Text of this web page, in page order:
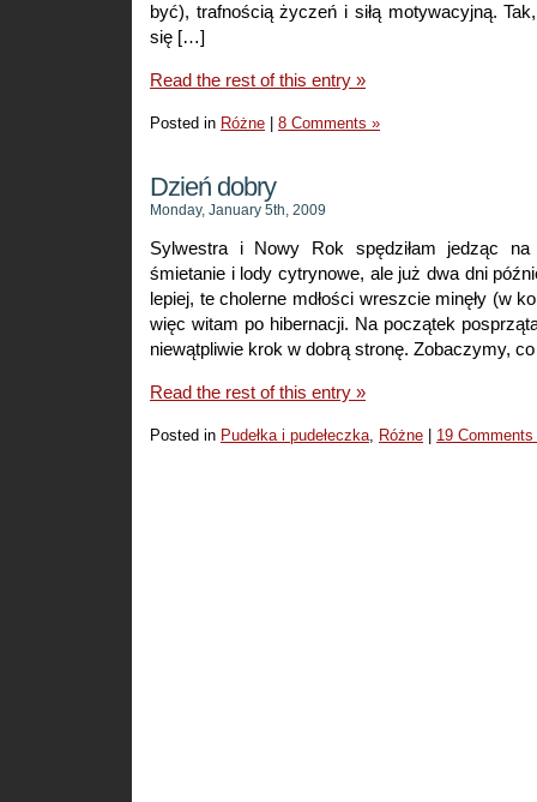
być), trafnością życzeń i siłą motywacyjną.
się […]
Read the rest of this entry »
Posted in Różne 8 Comments »
Dzień dobry
Monday, January 5th, 2009
Sylwestra i Nowy Rok spędziłam jedząc
śmietanie i lody cytrynowe, ale już dwa dni
lepiej, te cholerne mdłości wreszcie minęły (w
więc witam po hibernacji. Na początek
niewątpliwie krok w dobrą stronę. Zobaczymy,
Read the rest of this entry »
Posted in Pudełka i pudełeczka, Różne 19 Comments